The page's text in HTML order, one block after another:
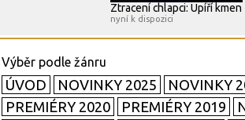
Ztracení chlapci: Upíří kmen
nyní k dispozici
ÚVOD NOVINKY 2025
NOVINKY
PREMIÉRY 2020
PREMIÉRY 2019